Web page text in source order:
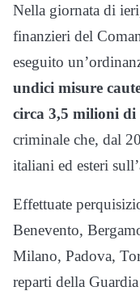
Nella giornata di
finanzieri del
eseguito
undici misure
circa 3,5 milioni di
criminale che, dal
italiani ed esteri sull’
Effettuate
Benevento,
Milano, Padova,
reparti della